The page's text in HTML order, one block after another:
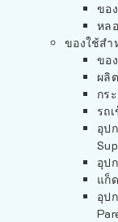
ขอ
หล
ของใช้สำ
ขอ
ผลิ
กร
รถ
อุป
อุป
แก็
อุป